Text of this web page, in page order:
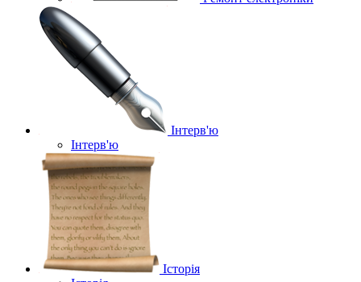
Інтерв'ю
Інтерв'ю
Історія